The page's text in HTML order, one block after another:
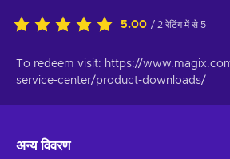
5.00 / 2 रेटिंग में से 5
To redeem visit: https://
service-center/product-downloads/
अन्य विवरण